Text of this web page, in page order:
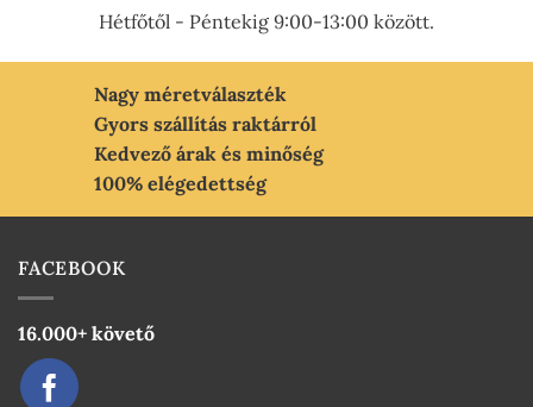
Hétfőtől - Péntekig 9:00-13:00 között.
Nagy méretválaszték
Gyors szállítás raktárról
Kedvező árak és minőség
100% elégedettség
FACEBOOK
16.000+ követő